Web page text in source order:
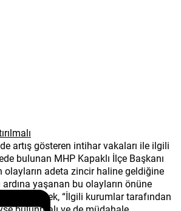
artış gösteren intihar vakaları ile ilgili
bulunan MHP Kapaklı İlçe Başkanı
olayların adeta zincir haline geldiğine
ardına yaşanan bu olayların önüne
getirerek, “İlgili kurumlar tarafından